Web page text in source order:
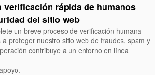
verificación rápida de humanos
del sitio web
un breve proceso de verificación humana
a proteger nuestro sitio web de fraudes, spam y
contribuye a un entorno en línea